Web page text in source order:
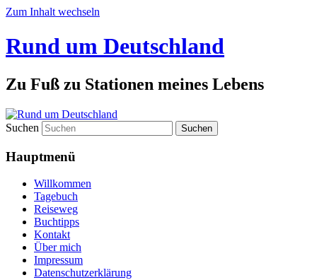
Zum Inhalt wechseln
Rund um Deutschland
Zu Fuß zu Stationen meines Lebens
Suchen
Hauptmenü
Willkommen
Tagebuch
Reiseweg
Buchtipps
Kontakt
Über mich
Impressum
Datenschutzerklärung